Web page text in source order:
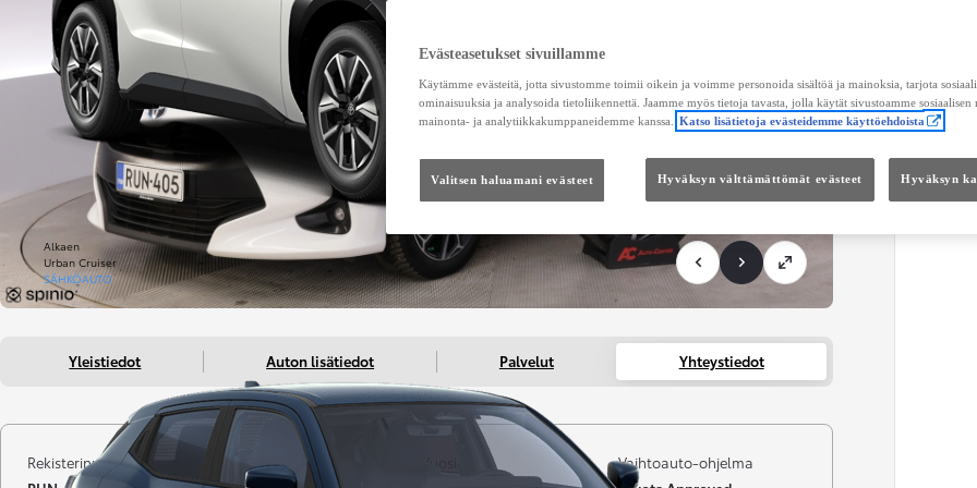
Alkaen
Urban Cruiser
SÄHKÖAUTO
Yleistiedot Auton lisätiedot Palvelut Yhteystiedot
Rekisterinumero
Kilometrit
Vaihtoauto-ohjelma
Evästeasetukset sivuillamme
Käytämme evästeitä, jotta sivustomme toimii oikein ja voimme personoida sisältöä ja mainoksia, tarjota
ominaisuuksia ja analysoida tietoliikennettä. Jaamme myös tietoja tavasta, jolla käytät sivustoamme sosiaalisen
mainonta- ja analytiikkakumppaneidemme kanssa.
Katso lisätietoja evästeidemme käyttöehdoista
Valitsen haluamani evästeet Hyväksyn välttämättömät evästeet Hyväksyn